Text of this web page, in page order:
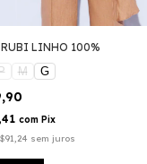
LINHO 100%
M G
com Pix
sem juros